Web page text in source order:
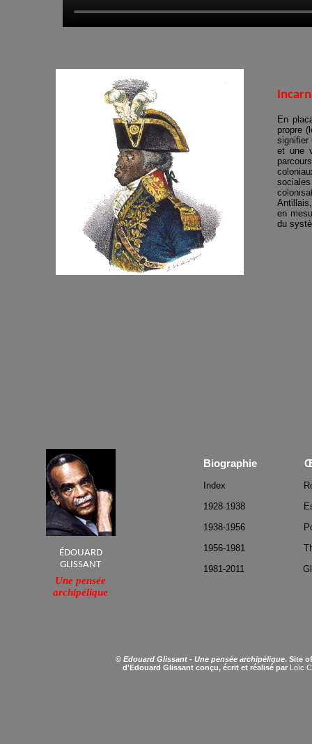
© Edouard Glissant - Une pensée archipélique. Site
d'Edouard Glissant conçu, écrit et réalisé par Loïc
Biographie
Index
1928-1938
1938-1956
1956-1981
1981-2011
ÉDOUARD
GLISSANT
Une pensée
archipélique
En
propre
signifier
et une
en
du